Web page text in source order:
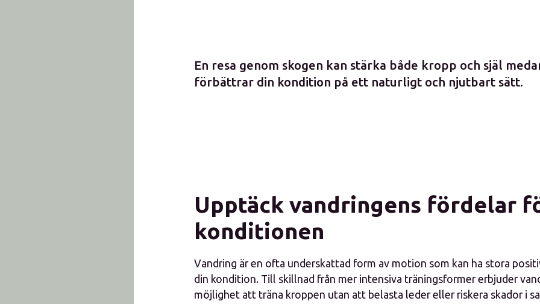
En resa genom skogen kan stärka både kropp och själ
förbättrar din kondition på ett naturligt och njutbart sätt.
Upptäck vandringens fördelar
konditionen
Vandring är en ofta underskattad form av motion som kan ha stora
din kondition. Till skillnad från mer intensiva träningsformer erbjuder
möjlighet att träna kroppen utan att belasta leder eller riskera skador i